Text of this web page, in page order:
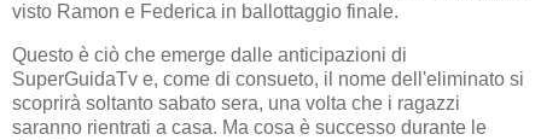
visto Ramon e Federica in ballottaggio finale.
Questo è ciò che emerge dalle anticipazioni di
SuperGuidaTv e, come di consueto, il nome dell'eliminato si
scoprirà soltanto sabato sera, una volta che i ragazzi
saranno rientrati a casa. Ma cosa è successo durante le